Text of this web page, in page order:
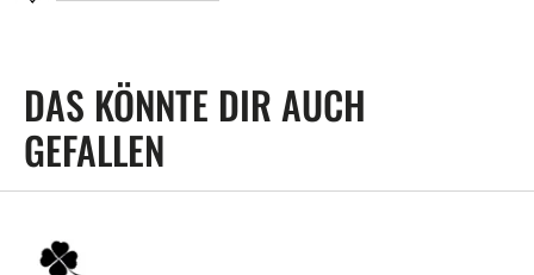
DAS KÖNNTE DIR AUCH
GEFALLEN